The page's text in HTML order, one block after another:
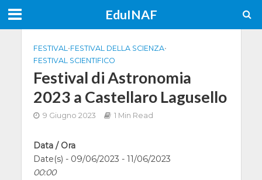
EduINAF
FESTIVAL•FESTIVAL DELLA SCIENZA•
FESTIVAL SCIENTIFICO
Festival di Astronomia
2023 a Castellaro Lagusello
9 Giugno 2023 1 Min Read
Data / Ora
Date(s) - 09/06/2023 - 11/06/2023
00:00